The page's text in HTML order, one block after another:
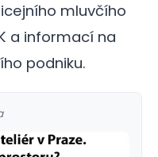
mluvčího
a informací na
podniku.